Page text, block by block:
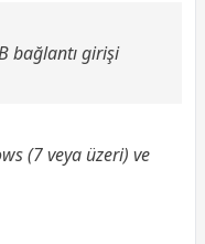
bağlantı girişi
(7 veya üzeri) ve